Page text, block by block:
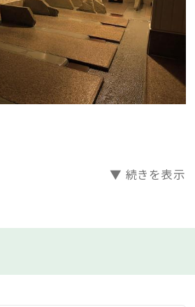
▼ 続きを表示